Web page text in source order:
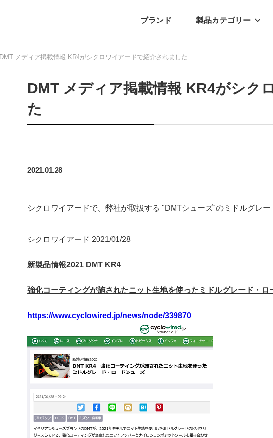
ブランド 製品カテゴリー
自転車 自転車パーツ アクセサリー
ニュース プレスリリース
DMT メディア掲載情報 KR4がシクロワイアードで紹介されました
DMT メディア掲載情報 KR4がシク
た
2021.01.28
シクロワイアードで、弊社が取扱する "DMTシューズ"のミドルグレー
シクロワイアード 2021/01/28
新製品情報2021 DMT KR4
強化コーティングが施されたニット生地を使ったミドルグレード・ロ
https://www.cyclowired.jp/news/node/339870